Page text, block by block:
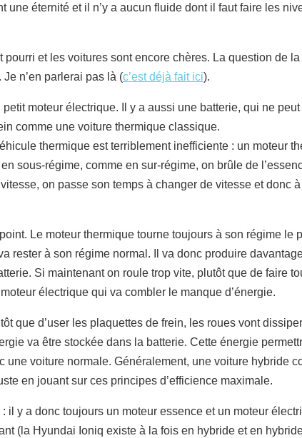
éternité et il n’y a aucun fluide dont il faut faire les
et les voitures sont encore chères. La question de
n’en parlerai pas là (c’est déjà fait ici).
moteur électrique. Il y a aussi une batterie, qui ne
comme une voiture thermique classique.
thermique est terriblement inefficiente : un moteur
sous-régime, comme en sur-régime, on brûle de
on passe son temps à changer de vitesse et donc
Le moteur thermique tourne toujours à son régime le
rester à son régime normal. Il va donc produire
Si maintenant on roule trop vite, plutôt que de faire
électrique qui va combler le manque d’énergie.
que d’user les plaquettes de frein, les roues vont
va être stockée dans la batterie. Cette énergie
une voiture normale. Généralement, une voiture hybride
en jouant sur ces principes d’efficience maximale.
il y a donc toujours un moteur essence et un moteur
(la Hyundai Ioniq existe à la fois en hybride et en